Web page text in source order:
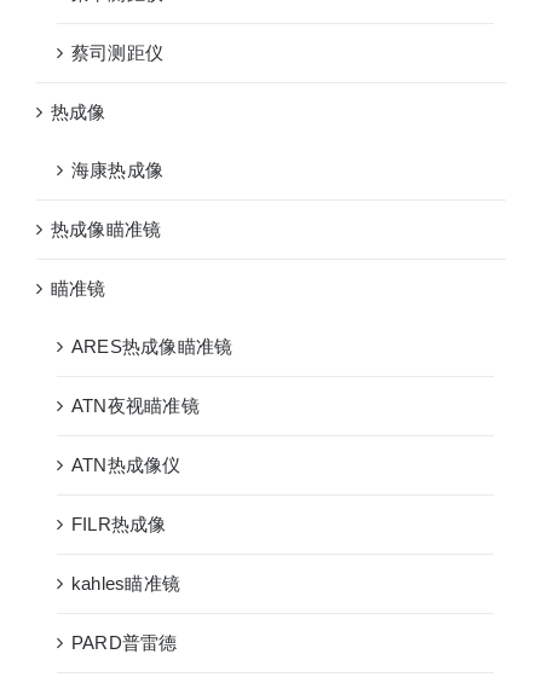
蔡司测距仪
热成像
海康热成像
热成像瞄准镜
瞄准镜
ARES热成像瞄准镜
ATN夜视瞄准镜
ATN热成像仪
FILR热成像
kahles瞄准镜
PARD普雷德